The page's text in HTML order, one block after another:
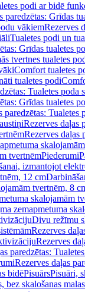
podi ar bidē
paredzētas: Grīdas
vākiemRezerves
Tualetes podi un
Grīdas tualetes
tvertnes tualetes
Comfort tualetes
tualetes podi
Tualetes poda
Grīdas tualetes
paredzētas: Tualetes
Rezerves daļas
Rezerves daļas
tvertnēmPiederumi
izmantojot
12 cm
tvertnēm, 8
skalojamām
zemapmetuma
Divu režīmu
Rezerves
Rezerves
paredzētas:
Rezerves daļas
bidēPisuārsPisuāri,
bez skalošanas malas